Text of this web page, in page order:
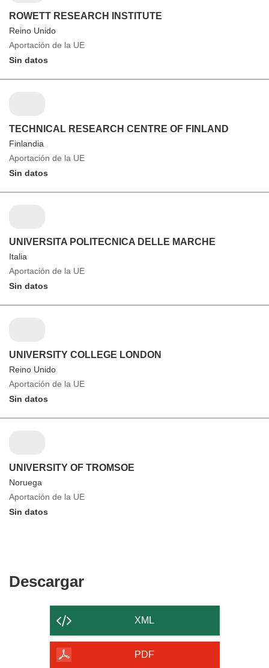
ROWETT RESEARCH INSTITUTE
Reino Unido
Aportación de la UE
Sin datos
TECHNICAL RESEARCH CENTRE OF FINLAND
Finlandia
Aportación de la UE
Sin datos
UNIVERSITA POLITECNICA DELLE MARCHE
Italia
Aportación de la UE
Sin datos
UNIVERSITY COLLEGE LONDON
Reino Unido
Aportación de la UE
Sin datos
UNIVERSITY OF TROMSOE
Noruega
Aportación de la UE
Sin datos
DescargarDescargar
contenido
de
XML
PDF